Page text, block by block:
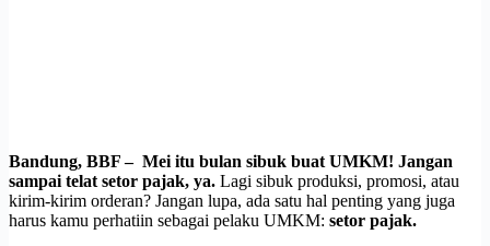
Bandung, BBF – Mei itu bulan sibuk buat UMKM! Jangan
sampai telat setor pajak, ya. Lagi sibuk produksi, promosi, atau
kirim-kirim orderan? Jangan lupa, ada satu hal penting yang juga
harus kamu perhatiin sebagai pelaku UMKM: setor pajak.